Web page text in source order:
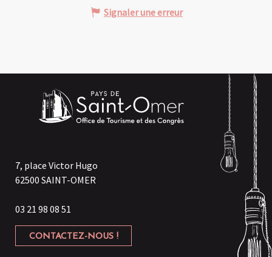
Signaler une erreur
7, place Victor Hugo
62500 SAINT-OMER
03 21 98 08 51
CONTACTEZ-NOUS !